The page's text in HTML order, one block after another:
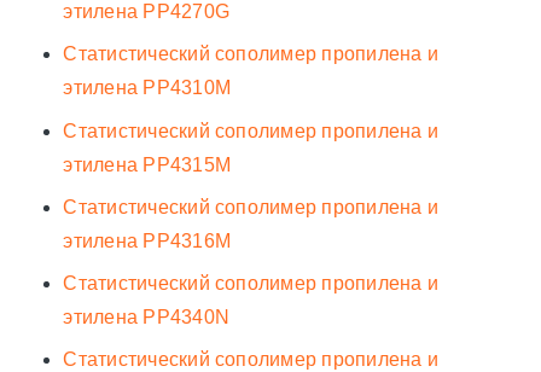
этилена PP4270G
Статистический сополимер пропилена и
этилена PP4310M
Статистический сополимер пропилена и
этилена PP4315M
Статистический сополимер пропилена и
этилена PP4316M
Статистический сополимер пропилена и
этилена PP4340N
Статистический сополимер пропилена и